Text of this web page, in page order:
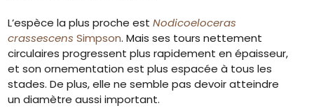
L’espèce la plus proche est Nodicoeloceras
crassescensSimpson. Mais ses tours nettement
circulaires progressent plus rapidement en épaisseur,
et son ornementation est plus espacée à tous les
stades. De plus, elle ne semble pas devoir atteindre
un diamètre aussi important.